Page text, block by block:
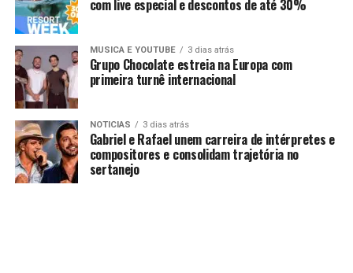
com live especial e descontos de até 30%
MUSICA E YOUTUBE 3 dias atrás
Grupo Chocolate estreia na Europa com
primeira turnê internacional
NOTICIAS 3 dias atrás
Gabriel e Rafael unem carreira de intérpretes e
compositores e consolidam trajetória no
sertanejo